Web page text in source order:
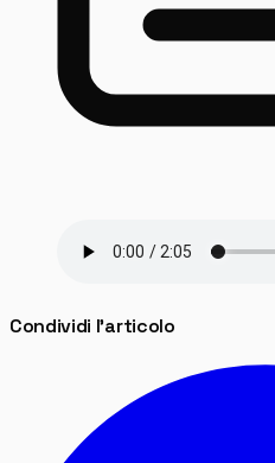
Condividi l'articolo